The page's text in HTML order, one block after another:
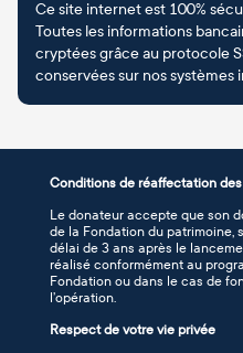
Ce site internet est 100%
Toutes les informations
cryptées grâce au protocole
conservées sur nos systèmes
Conditions de réaffectation
Le donateur accepte que son
de la Fondation du patrimoine,
délai de 3 ans après le
réalisé conformément au
Fondation ou dans le cas de
l’opération.
Respect de votre vie privée